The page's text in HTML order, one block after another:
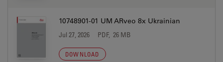
10748901-01 UM ARveo 8x Ukrainian
Jul 27, 2026 PDF, 26 MB
DOWNLOAD